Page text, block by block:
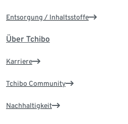
Entsorgung / Inhaltsstoffe
Über Tchibo
Karriere
Tchibo Community
Nachhaltigkeit